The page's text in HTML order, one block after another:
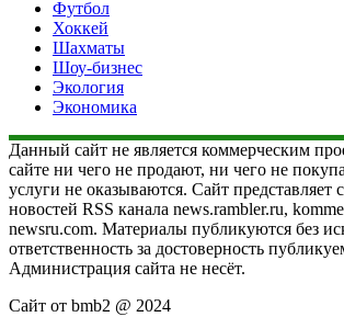
Футбол
Хоккей
Шахматы
Шоу-бизнес
Экология
Экономика
Данный сайт не является коммерческим
сайте ни чего не продают, ни чего не
услуги не оказываются. Сайт представляет
новостей RSS канала news.rambler.ru,
newsru.com. Материалы публикуются без
ответственность за достоверность
Администрация сайта не несёт.
Сайт от bmb2 @ 2024